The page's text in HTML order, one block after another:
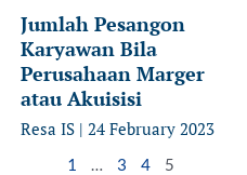
Jumlah Pesangon
Karyawan Bila
Perusahaan Marger
atau Akuisisi
Resa IS 24 February 2023
1 3 4 5